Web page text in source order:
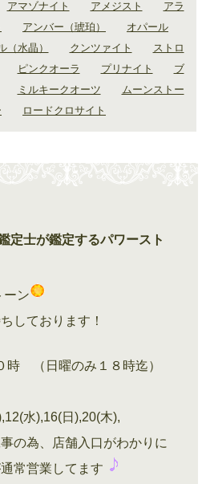
アマゾナイト アメジスト
アラ
アンバー（琥珀）
オパール
（水晶） クンツァイト
ストロ
ピンクオーラ プリナイト
ブ
ミルキークオーツ
ムーンストー
ロードクロサイト
定士が鑑定するパワースト
ーン
しております！
時 （日曜のみ１８時迄）
水),16(日),20(木),
の為、店舗入口がわかりに
常営業してます